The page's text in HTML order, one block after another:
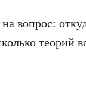
вопрос:
теорий